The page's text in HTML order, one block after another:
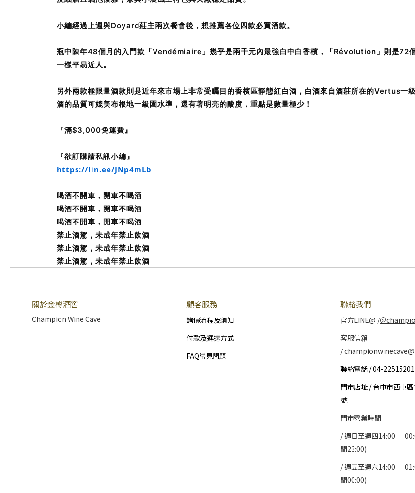
小編經過上週與Doyard莊主兩次餐會後，想推薦各位四款必買酒款。
瓶中陳年48個月的入門款「Vendémiaire」幾乎是兩千元內最強白中白香檳，「Révolution」則是72
一樣平易近人。
另外兩款極限量酒款則是近年來市場上非常受矚目的香檳區靜態紅白酒，白酒來自酒莊所在的Vertus一
酒的品質可媲美布根地一級園水準，還有著明亮的酸度，重點是數量極少！
『滿$3,000免運費』
『欲訂購請私訊小編』
https://lin.ee/JNp4mLb
喝酒不開車，開車不喝酒
喝酒不開車，開車不喝酒
喝酒不開車，開車不喝酒
禁止酒駕，未成年禁止飲酒
禁止酒駕，未成年禁止飲酒
禁止酒駕，未成年禁止飲酒
關於金樽酒窖
Champion Wine Cave
顧客服務
詢價流程及須知
付款及運送方式
FAQ常見問題
聯絡我們
官方LINE@ /＠
客服信箱
/
聯絡電話 / 04-22515201
門市店址 / 台中市西屯
號
門市營業時間
/ 週日至週四14:00 －
間23:00)
/週五至週六14:00 －
間00:00)